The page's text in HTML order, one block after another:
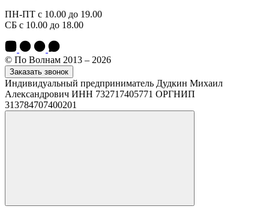
ПН-ПТ с 10.00 до 19.00
СБ с 10.00 до 18.00
© По Волнам 2013 – 2026
Заказать звонок
Индивидуальный предприниматель Дудкин Михаил
Александрович ИНН 732717405771 ОРГНИП
313784707400201